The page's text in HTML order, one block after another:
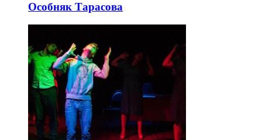
Особняк Тарасова